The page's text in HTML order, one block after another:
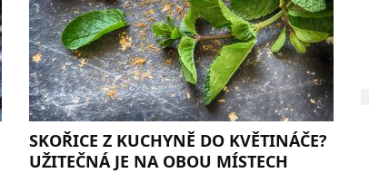
SKOŘICE Z KUCHYNĚ DO KVĚTINÁČE?
UŽITEČNÁ JE NA OBOU MÍSTECH